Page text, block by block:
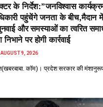
के निर्देश:”जनविश्वास
पहुंचेंगे जनता के बीच,मैदान
और समस्याओं का त्वरित
पर होगी कार्रवाई
AUGUST 9, 2026
कॉम)। प्रदेश सरकार की